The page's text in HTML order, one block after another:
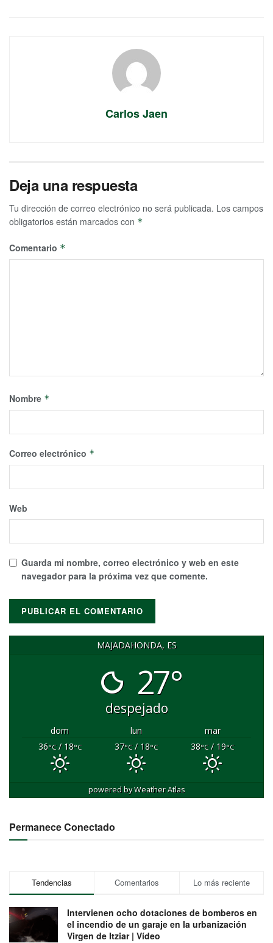
Carlos Jaen
Deja una respuesta
Tu dirección de correo electrónico no será publicada. Los campos
obligatorios están marcados con *
Comentario *
Nombre *
Correo electrónico *
Web
Guarda mi nombre, correo electrónico y web en este
navegador para la próxima vez que comente.
MAJADAHONDA, ES
27°
despejado
dom lun
mar
36°C/ 18°C 37°C/ 18°C 38°C/ 19°C
powered byWeather Atlas
Permanece Conectado
Tendencias Comentarios Lo más reciente
Intervienen ocho dotaciones de bomberos en
el incendio de un garaje en la urbanización
Virgen de Itziar | Vídeo